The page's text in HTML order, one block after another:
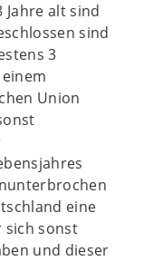
alt sind
sind
3
Union
eine
sich sonst
und dieser